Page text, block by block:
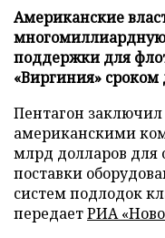
Американские
поддержки для
«Виргиния» сроком
Пентагон
американскими
млрд долларов для
поставки
систем подлодок
передаетРИА